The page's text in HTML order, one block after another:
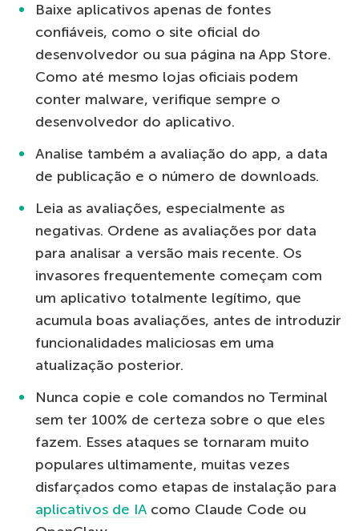
Baixe aplicativos apenas de fontes
confiáveis, como o site oficial do
desenvolvedor ou sua página na App Store.
Como até mesmo lojas oficiais podem
conter malware, verifique sempre o
desenvolvedor do aplicativo.
Analise também a avaliação do app, a data
de publicação e o número de downloads.
Leia as avaliações, especialmente as
negativas. Ordene as avaliações por data
para analisar a versão mais recente. Os
invasores frequentemente começam com
um aplicativo totalmente legítimo, que
acumula boas avaliações, antes de introduzir
funcionalidades maliciosas em uma
atualização posterior.
Nunca copie e cole comandos no Terminal
sem ter 100% de certeza sobre o que eles
fazem. Esses ataques se tornaram muito
populares ultimamente, muitas vezes
disfarçados como etapas de instalação para
aplicativos de IA como Claude Code ou